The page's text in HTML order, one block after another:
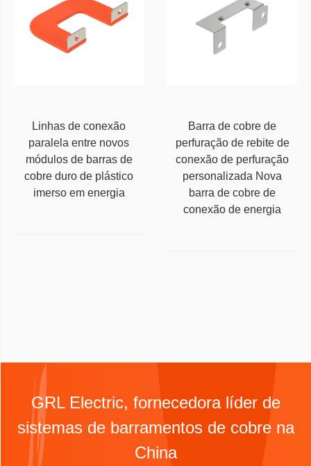
Linhas de conexão
paralela entre novos
módulos de barras de
cobre duro de plástico
imerso em energia
Barra de cobre de
perfuração de rebite de
conexão de perfuração
personalizada Nova
barra de cobre de
conexão de energia
GRL Electric, fornecedora líder de
sistemas de barramentos de cobre na
China